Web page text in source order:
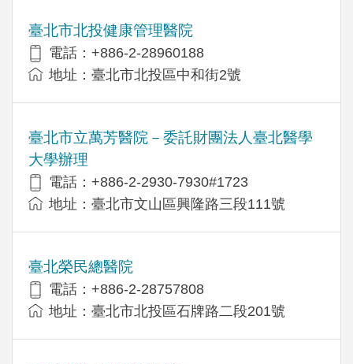
臺北市北投健康管理醫院
電話：+886-2-28960188
地址：臺北市北投區中和街2號
臺北市立萬芳醫院－委託財團法人臺北醫學
大學辦理
電話：+886-2-2930-7930#1723
地址：臺北市文山區興隆路三段111號
臺北榮民總醫院
電話：+886-2-28757808
地址：臺北市北投區石牌路二段201號